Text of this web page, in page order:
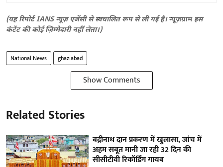
(यह रिपोर्ट IANS न्यूज़ एजेंसी से स्वचालित रूप से ली गई है।न्यूज़ग्राम इस
कंटेंट की कोई ज़िम्मेदारी नहीं लेता।)
National News ghaziabad
Show Comments
Related Stories
बद्रीनाथ दान प्रकरण में खुलासा, जांच में
अहम सबूत मानी जा रही 32 दिन की
सीसीटीवी रिकॉर्डिंग गायब